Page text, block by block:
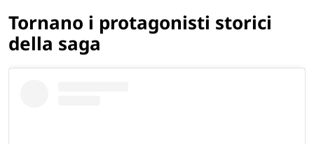
Tornano i protagonisti storici
della saga